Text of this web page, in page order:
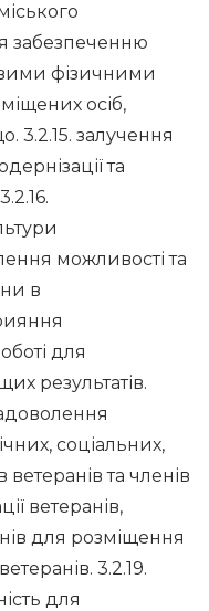
забезпеченню
фізичними
осіб,
3.2.15. залучення
та
можливості та
в
для
результатів.
соціальних,
ветеранів та членів
ветеранів,
для розміщення
3.2.19.
для